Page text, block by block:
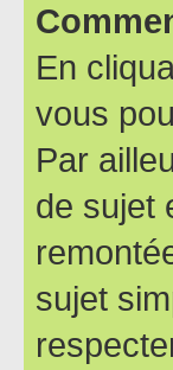
En
vous
Par
de sujet
sujet